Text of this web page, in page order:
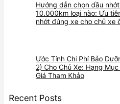
Hướng dẫn chọn dầu
10.000km loại nào: Ưu
nhớt đúng xe cho chủ xe
Ước Tính Chi Phí Bảo
2) Cho Chủ Xe: Hạng
Giá Tham Khảo
Recent Posts